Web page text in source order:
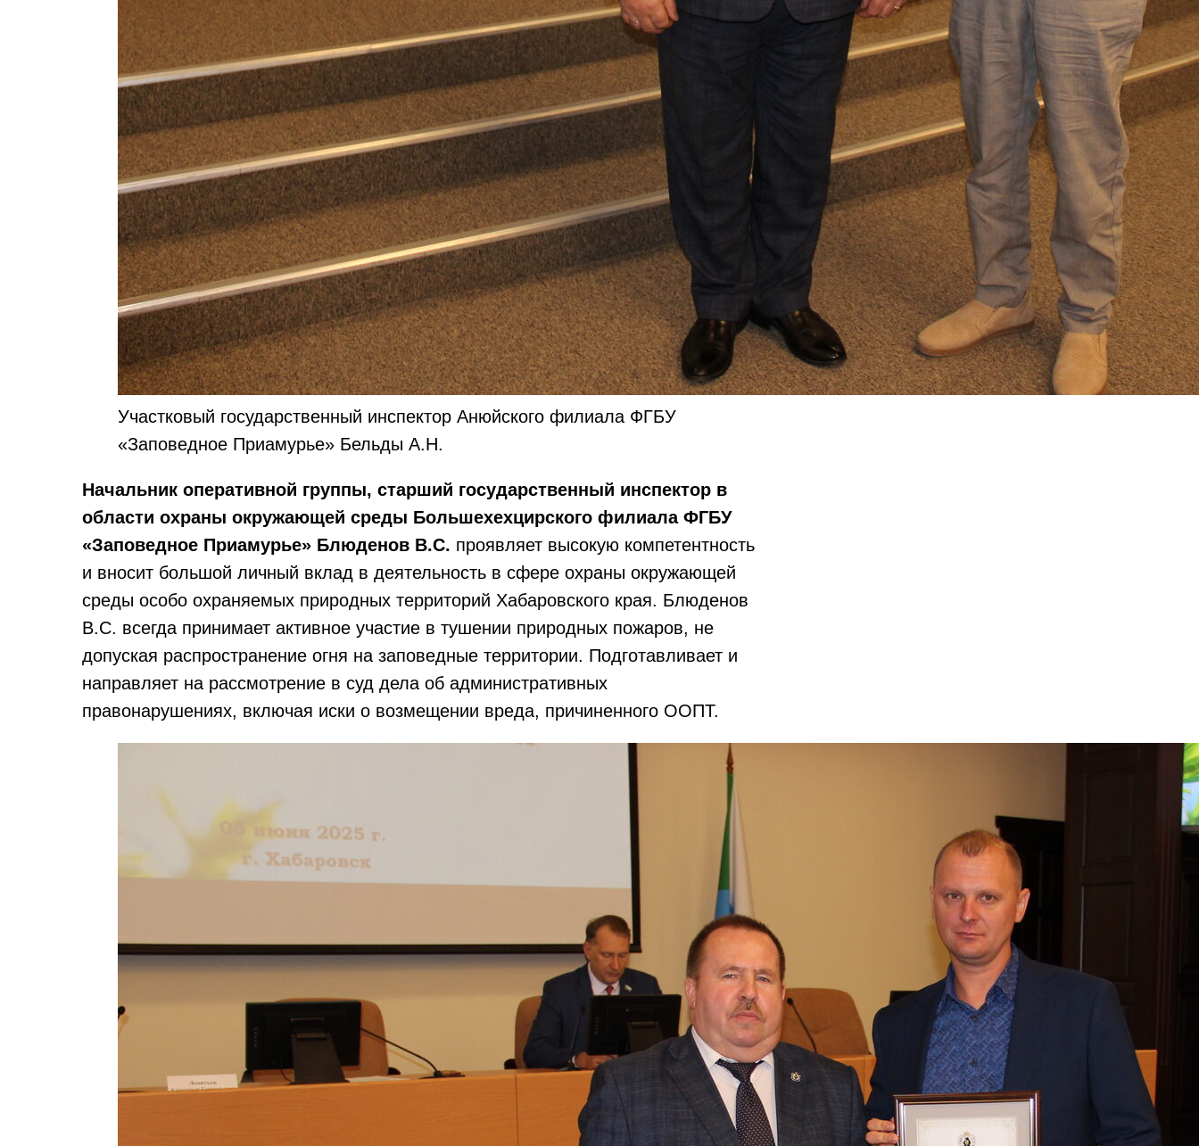
Участковый государственный инспектор Анюйского филиала ФГБУ
«Заповедное Приамурье» Бельды А.Н.
Начальник оперативной группы, старший государственный инспектор в
области охраны окружающей среды Большехехцирского филиала ФГБУ
«Заповедное Приамурье» Блюденов В.С. проявляет высокую компетентность
и вносит большой личный вклад в деятельность в сфере охраны окружающей
среды особо охраняемых природных территорий Хабаровского края. Блюденов
В.С. всегда принимает активное участие в тушении природных пожаров, не
допуская распространение огня на заповедные территории. Подготавливает и
направляет на рассмотрение в суд дела об административных
правонарушениях, включая иски о возмещении вреда, причиненного ООПТ.